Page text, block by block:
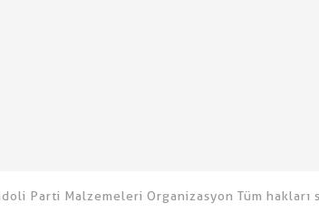
Parti Malzemeleri Organizasyon Tüm hakları